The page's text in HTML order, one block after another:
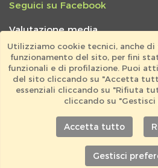
Seguici su Facebook
Valutazione media
4,9 / 5
797 feedback totali
LAMA CIRCOLARE
"Eccellente prodotto e
LEGGI ALTRI FEEDBACK
Utilizziamo cookie tecnici, anche
funzionamento del sito, per fini
funzionali e di profilazione. Puoi
del sito cliccando su "Accetta
essenziali cliccando su "Rifiuta
cliccando su "Gestisci
Accetta tutto
Gestisci